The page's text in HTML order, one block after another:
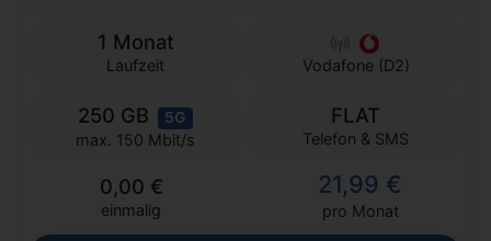
1 Monat
Laufzeit Vodafone (D2)
250 GB 5G
max. 150 Mbit/s
FLAT
Telefon & SMS
0,00 €
einmalig
21,99 €
pro Monat